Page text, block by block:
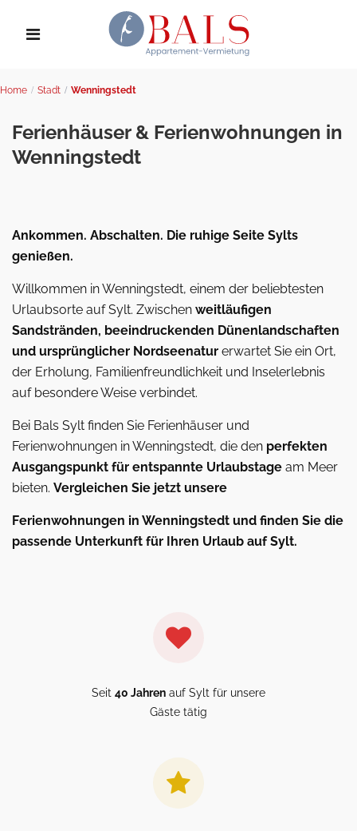
Home Stadt Wenningstedt
Ferienhäuser & Ferienwohnungen in
Wenningstedt
Ankommen. Abschalten. Die ruhige Seite Sylts
genießen.
Willkommen in Wenningstedt, einem der beliebtesten
Urlaubsorte auf Sylt. Zwischen weitläufigen
Sandstränden, beeindruckenden Dünenlandschaften
und ursprünglicher Nordseenatur erwartet Sie ein Ort,
der Erholung, Familienfreundlichkeit und Inselerlebnis
auf besondere Weise verbindet.
Bei Bals Sylt finden Sie Ferienhäuser und
Ferienwohnungen in Wenningstedt, die den perfekten
Ausgangspunkt für entspannte Urlaubstage am Meer
bieten. Vergleichen Sie jetzt unsere
Ferienwohnungen in Wenningstedt und finden Sie die
passende Unterkunft für Ihren Urlaub auf Sylt.
Seit 40 Jahren auf Sylt für unsere
Gäste tätig